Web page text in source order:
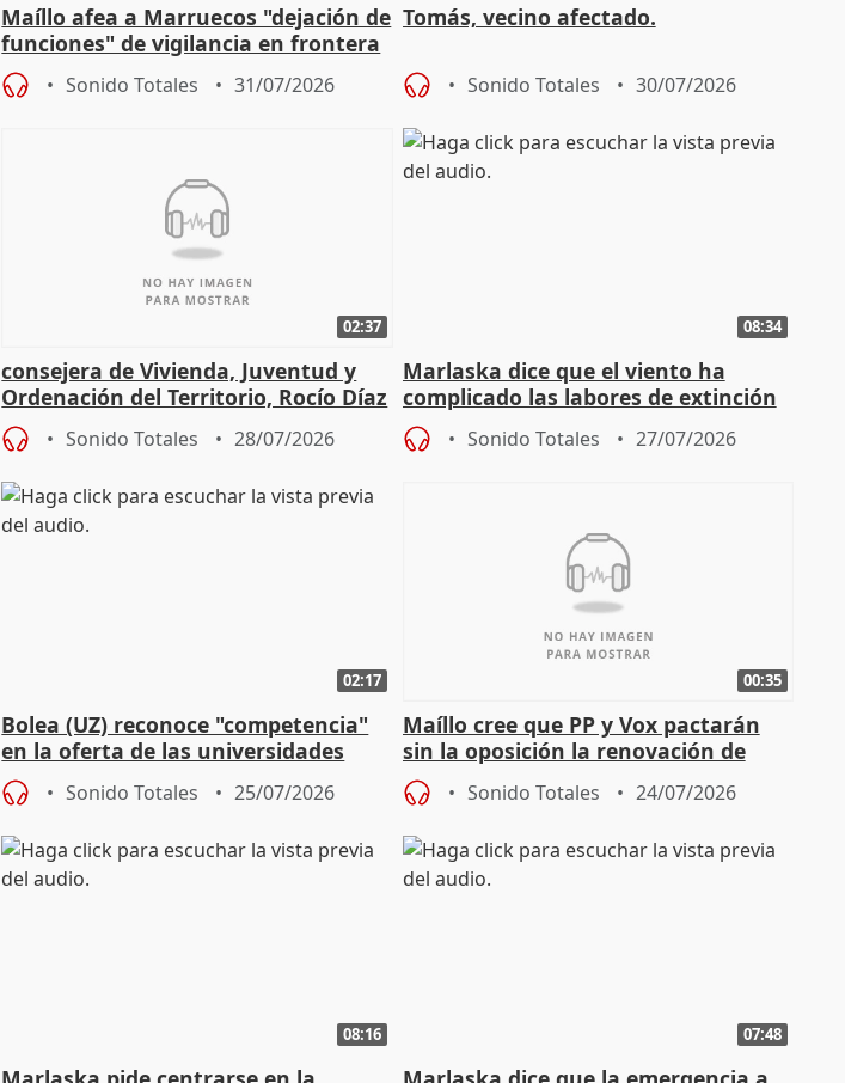
Maíllo afea a Marruecos "dejación de
funciones" de vigilancia en frontera
con Ceuta
Sonido Totales 31/07/2026
Tomás, vecino afectado.
Sonido Totales 30/07/2026
02:37
consejera de Vivienda, Juventud y
Ordenación del Territorio, Rocío Díaz
Sonido Totales 28/07/2026
08:34
Marlaska dice que el viento ha
complicado las labores de extinción
durante la madrugada
Sonido Totales 27/07/2026
02:17
Bolea (UZ) reconoce "competencia"
en la oferta de las universidades
privadas
Sonido Totales 25/07/2026
00:35
Maíllo cree que PP y Vox pactarán
sin la oposición la renovación de
órganos como el Defensor
Sonido Totales 24/07/2026
08:16 07:48